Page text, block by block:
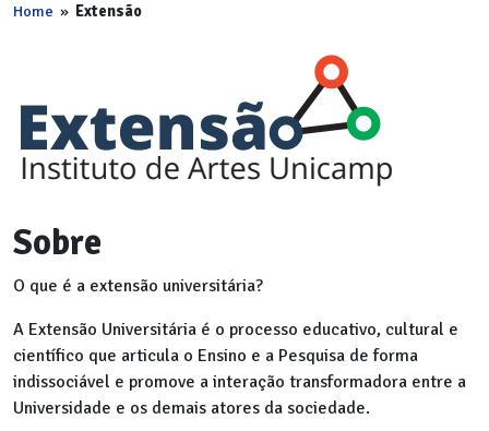
Home » Extensão
Sobre
O que é a extensão universitária?
A Extensão Universitária é o processo educativo, cultural e
científico que articula o Ensino e a Pesquisa de forma
indissociável e promove a interação transformadora entre a
Universidade e os demais atores da sociedade.